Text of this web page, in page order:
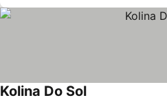
Kolina Do Sol